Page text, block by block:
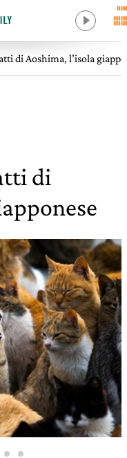
di Aoshima, l’isola
di